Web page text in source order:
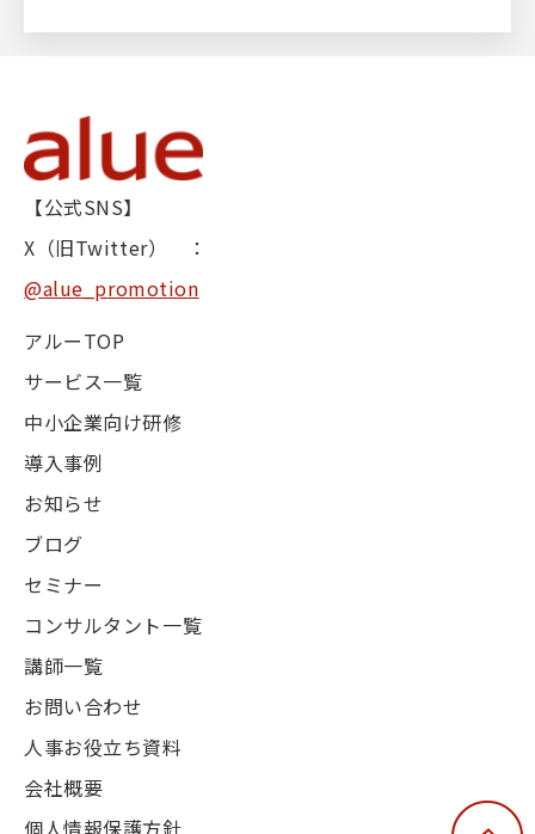
【公式SNS】
X（旧Twitter） ：
@alue_promotion
アルーTOP
サービス一覧
中小企業向け研修
導入事例
お知らせ
ブログ
セミナー
コンサルタント一覧
講師一覧
お問い合わせ
人事お役立ち資料
会社概要
個人情報保護方針